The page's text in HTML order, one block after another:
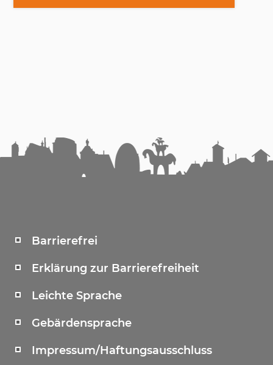
Barrierefrei
Erklärung zur Barrierefreiheit
Leichte Sprache
Gebärdensprache
Impressum/Haftungsausschluss